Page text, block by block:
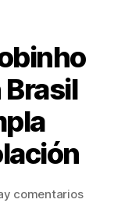
comentariosen